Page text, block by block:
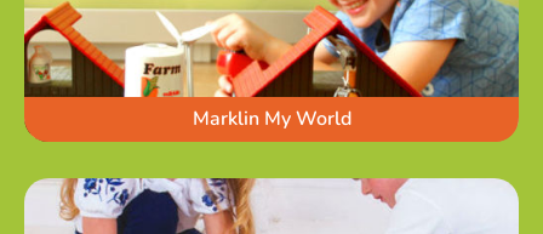
Marklin My World